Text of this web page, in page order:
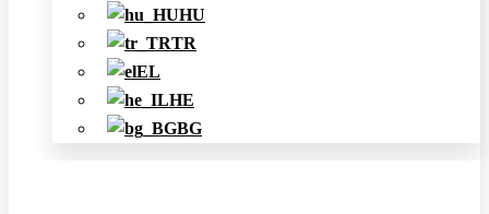
HU
TR
EL
HE
BG